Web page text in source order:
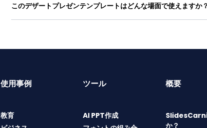
このデザートプレゼンテンプレートはどんな場面で使えますか？
使用事例
教育
ツール
AI PPT作成
概要
か？